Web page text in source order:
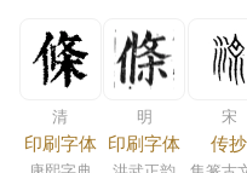
清
印刷字体
明
印刷字体
宋
传抄